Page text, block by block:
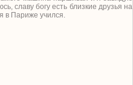
славу богу есть близкие друзья на
в Париже учился.